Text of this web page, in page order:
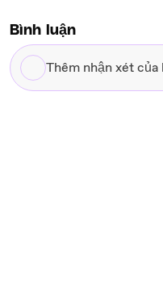
Bình luận
Thêm
nhận